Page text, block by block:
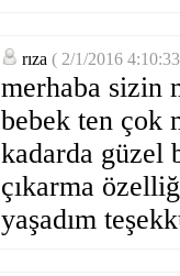
rıza ( 2/1/2016
merhaba sizin
bebek ten çok
kadarda güzel
çıkarma
yaşadım